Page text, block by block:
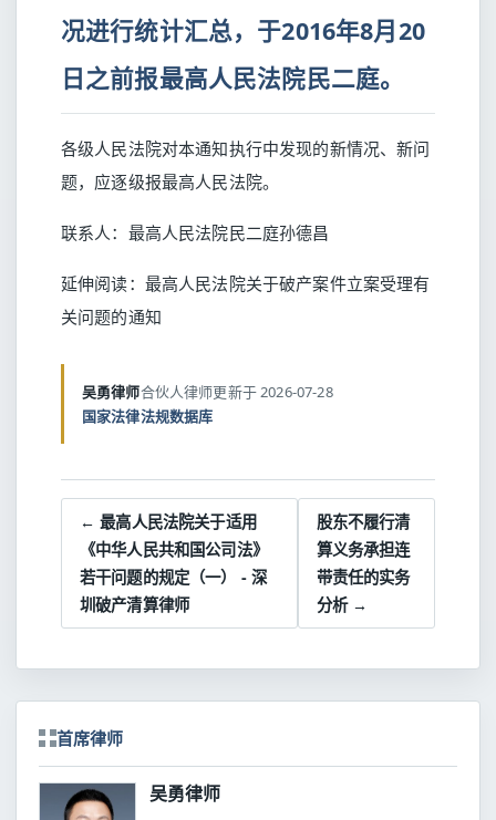
况进行统计汇总，于2016年8月20
日之前报最高人民法院民二庭。
各级人民法院对本通知执行中发现的新情况、新问
题，应逐级报最高人民法院。
联系人：最高人民法院民二庭孙德昌
延伸阅读： 最高人民法院关于破产案件立案受理有
关问题的通知
吴勇律师合伙人律师更新于 2026-07-28
国家法律法规数据库
← 最高人民法院关于适用
《中华人民共和国公司法》
若干问题的规定（一） - 深
圳破产清算律师
股东不履行清
算义务承担连
带责任的实务
分析 →
首席律师
吴勇律师